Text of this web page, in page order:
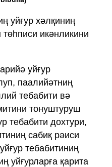
уйғур хәлқиниң
икәнликини
уйғур
паалийәтниң
тебабити вә
тонуштуруш
тебабити дохтури,
сабиқ рәиси
тебабитиниң
уйғурларға қарита